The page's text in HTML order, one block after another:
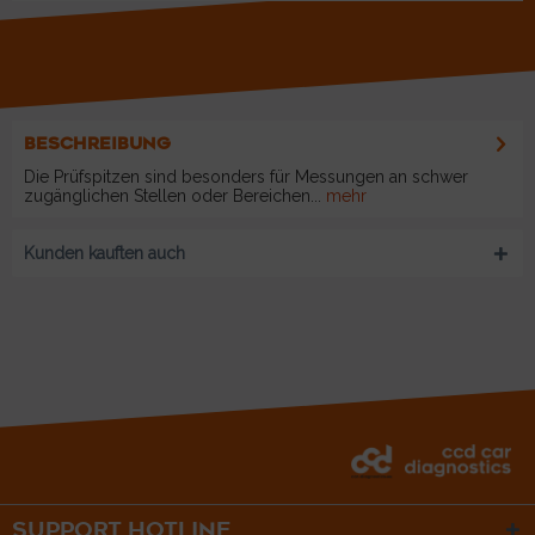
BESCHREIBUNG
Die Prüfspitzen sind besonders für Messungen an schwer
zugänglichen Stellen oder Bereichen...
mehr
Kunden kauften auch